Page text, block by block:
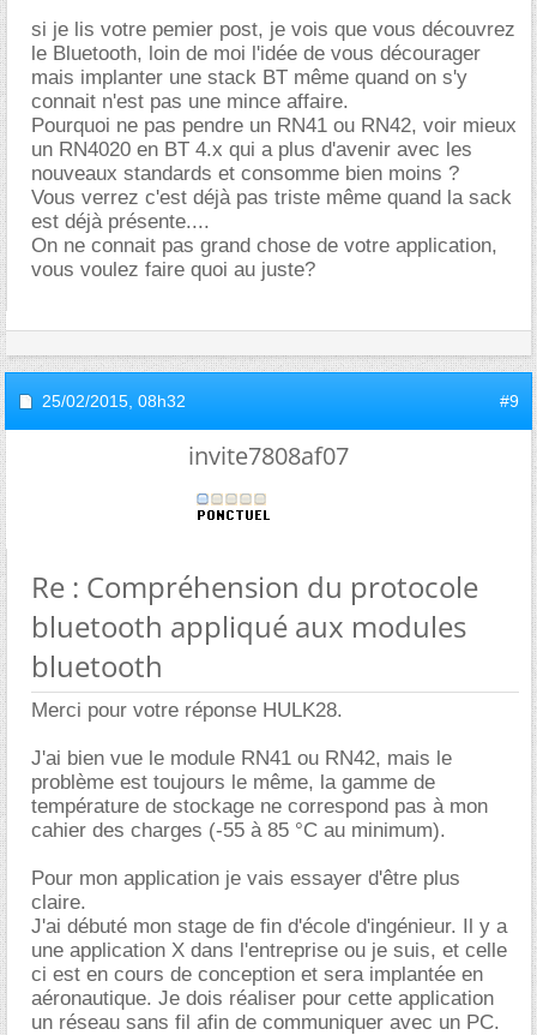
si je lis votre pemier post, je vois que vous découvrez
le Bluetooth, loin de moi l'idée de vous décourager
mais implanter une stack BT même quand on s'y
connait n'est pas une mince affaire.
Pourquoi ne pas pendre un RN41 ou RN42, voir mieux
un RN4020 en BT 4.x qui a plus d'avenir avec les
nouveaux standards et consomme bien moins ?
Vous verrez c'est déjà pas triste même quand la sack
est déjà présente....
On ne connait pas grand chose de votre application,
vous voulez faire quoi au juste?
25/02/2015, 08h32 #9
invite7808af07
Re : Compréhension du protocole
bluetooth appliqué aux modules
bluetooth
Merci pour votre réponse HULK28.
J'ai bien vue le module RN41 ou RN42, mais le
problème est toujours le même, la gamme de
température de stockage ne correspond pas à mon
cahier des charges (-55 à 85 °C au minimum).
Pour mon application je vais essayer d'être plus
claire.
J'ai débuté mon stage de fin d'école d'ingénieur. Il y a
une application X dans l'entreprise ou je suis, et celle
ci est en cours de conception et sera implantée en
aéronautique. Je dois réaliser pour cette application
un réseau sans fil afin de communiquer avec un PC.